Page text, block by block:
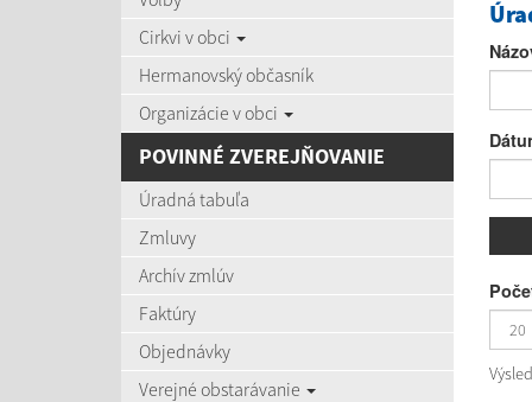
Cirkvi v obci
Hermanovský občasník
Organizácie v obci
POVINNÉ ZVEREJŇOVANIE
Úradná tabuľa
Zmluvy
Archív zmlúv
Faktúry
Objednávky
Verejné obstarávanie